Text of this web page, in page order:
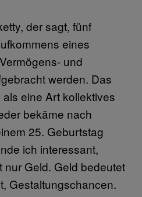
der sagt, fünf
eines
und
werden. Das
eine Art kollektives
bekäme nach
25. Geburtstag
ich interessant,
nur Geld. Geld bedeutet
Gestaltungschancen.